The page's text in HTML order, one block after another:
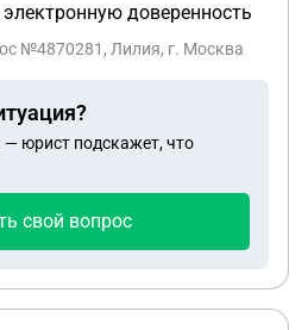
и соответственно
книге, и далее
в оригинальном
Спасибо!
доверенность
№4870281, Лилия, г. Москва
юрист подскажет, что
свой вопрос